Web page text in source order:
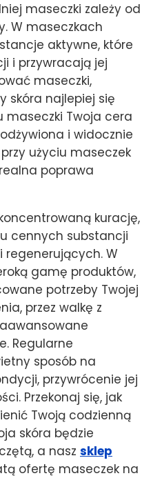
maseczki zależy od
W maseczkach
aktywne, które
i przywracają jej
maseczki,
skóra najlepiej się
maseczki Twoja cera
i widocznie
użyciu maseczek
poprawa
kurację,
cennych substancji
regenerujących. W
gamę produktów,
potrzeby Twojej
przez walkę z
Regularne
sposób na
przywrócenie jej
Przekonaj się, jak
Twoją codzienną
skóra będzie
a nasz sklep
ofertę maseczek na